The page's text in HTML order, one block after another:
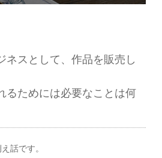
ネスとして、作品を販売し
るためには必要なことは何
話です。